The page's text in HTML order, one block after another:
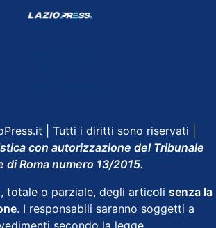
| Tutti i diritti sono riservati |
con autorizzazione del Tribunale
di Roma numero 13/2015.
totale o parziale, degli articoli senza la
. I responsabili saranno soggetti a
secondo la legge.